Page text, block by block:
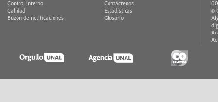
Control interno
Calidad
Buzón de notificaciones
Contáctenos
Estadísticas
Glosario
©